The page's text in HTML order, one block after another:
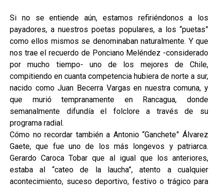
Si no se entiende aún, estamos refiriéndonos a los
payadores, a nuestros poetas populares, a los “puetas”
como ellos mismos se denominaban naturalmente. Y que
nos trae el recuerdo de Ponciano Meléndez -considerado
por mucho tiempo- uno de los mejores de Chile,
compitiendo en cuanta competencia hubiera de norte a sur,
nacido como Juan Becerra Vargas en nuestra comuna, y
que murió tempranamente en Rancagua, donde
semanalmente difundía el folclore a través de su
programa radial.
Cómo no recordar también a Antonio “Ganchete” Álvarez
Gaete, que fue uno de los más longevos y patriarca.
Gerardo Caroca Tobar que al igual que los anteriores,
estaba al “cateo de la laucha”, atento a cualquier
acontecimiento, suceso deportivo, festivo o trágico para